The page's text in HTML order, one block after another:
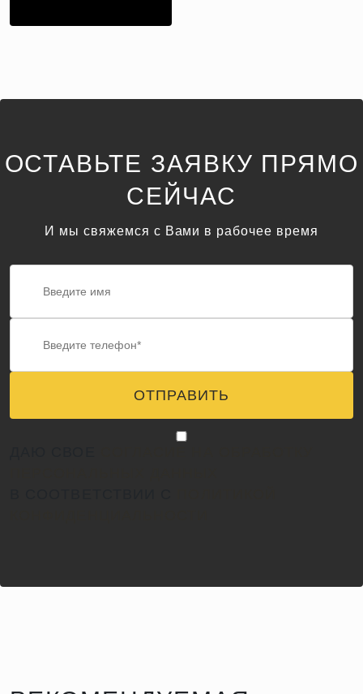
ОСТАВЬТЕ ЗАЯВКУ ПРЯМО
СЕЙЧАС
И мы свяжемся с Вами в рабочее время
ОТПРАВИТЬ